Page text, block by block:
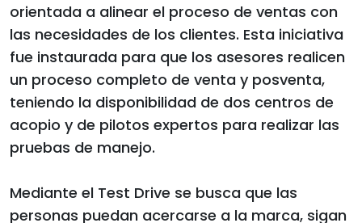
orientada a alinear el proceso de ventas con
las necesidades de los clientes. Esta iniciativa
fue instaurada para que los asesores realicen
un proceso completo de venta y posventa,
teniendo la disponibilidad de dos centros de
acopio y de pilotos expertos para realizar las
pruebas de manejo.
Mediante el Test Drive se busca que las
personas puedan acercarse a la marca, sigan